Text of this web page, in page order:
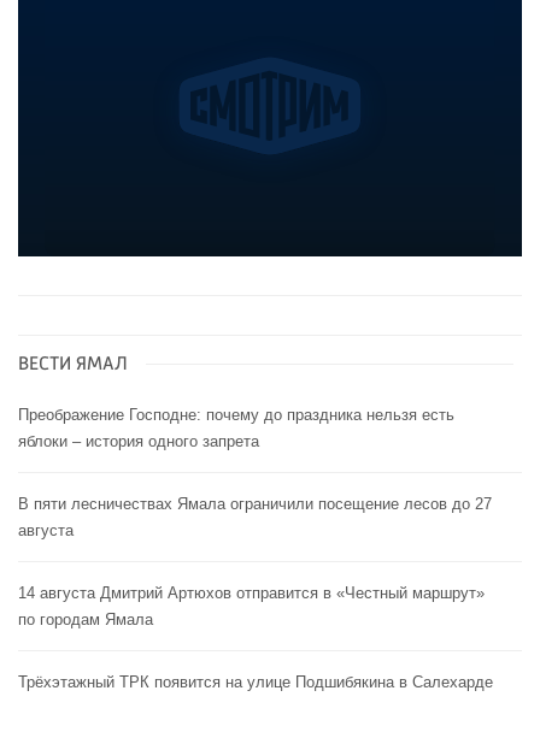
ВЕСТИ ЯМАЛ
Преображение Господне: почему до праздника нельзя есть
яблоки – история одного запрета
В пяти лесничествах Ямала ограничили посещение лесов до 27
августа
14 августа Дмитрий Артюхов отправится в «Честный маршрут»
по городам Ямала
Трёхэтажный ТРК появится на улице Подшибякина в Салехарде